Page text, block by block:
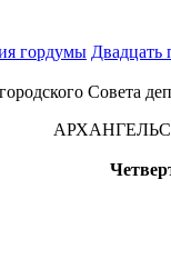
гордумы Двадцать
Совета